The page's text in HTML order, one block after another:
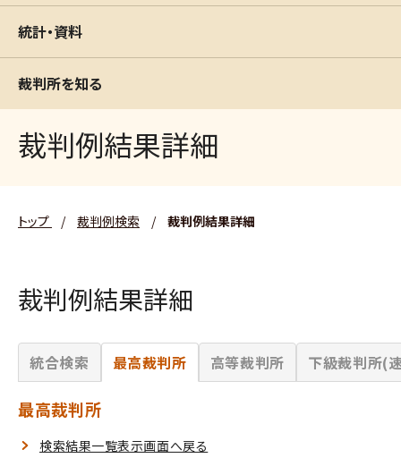
統計・資料
裁判所を知る
裁判例結果詳細
トップ / 裁判例検索 / 裁判例結果詳細
裁判例結果詳細
統合検索 最高裁判所 高等裁判所 下級裁判所(
最高裁判所
検索結果一覧表示画面へ戻る